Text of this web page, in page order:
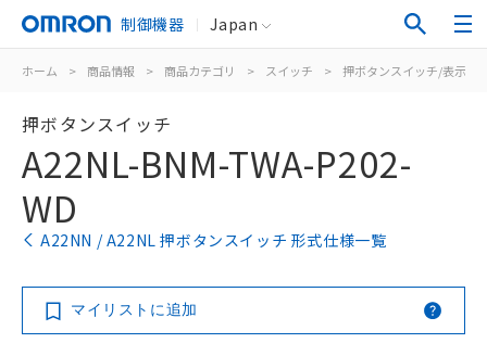
制御機器 Japan
ホーム > 商品情報 > 商品カテゴリ > スイッチ > 押ボタンスイッチ/表示灯
押ボタンスイッチ
A22NL-BNM-TWA-P202-
WD
A22NN / A22NL 押ボタンスイッチ 形式仕様一覧
マイリストに追加